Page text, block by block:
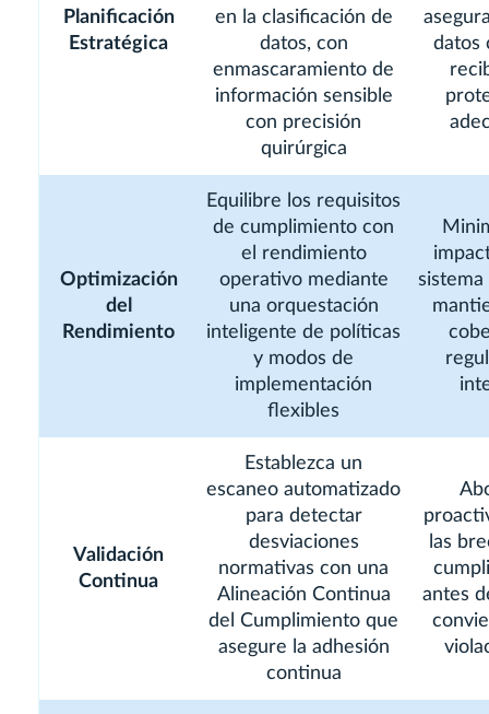
Planificación
Estratégica
en la clasificación de
datos, con
enmascaramiento de
información sensible
con precisión
quirúrgica
datos
Optimización
del
Rendimiento
Equilibre los requisitos
de cumplimiento con
el rendimiento
operativo mediante
una orquestación
inteligente de políticas
y modos de
implementación
flexibles
Validación
Continua
Establezca un
escaneo automatizado
para detectar
desviaciones
normativas con una
Alineación Continua
del Cumplimiento que
asegure la adhesión
continua
las
antes